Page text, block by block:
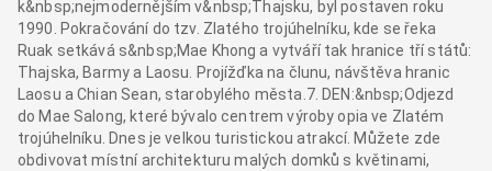
k&nbsp;nejmodernějším v&nbsp;Thajsku, byl postaven roku
1990. Pokračování do tzv. Zlatého trojúhelníku, kde se řeka
Ruak setkává s&nbsp;Mae Khong a vytváří tak hranice tří států:
Thajska, Barmy a Laosu. Projížďka na člunu, návštěva hranic
Laosu a Chian Sean, starobylého města.7. DEN:&nbsp;Odjezd
do Mae Salong, které bývalo centrem výroby opia ve Zlatém
trojúhelníku. Dnes je velkou turistickou atrakcí. Můžete zde
obdivovat místní architekturu malých domků s květinami,